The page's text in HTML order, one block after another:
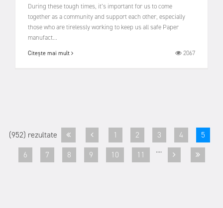
During these tough times, it’s important for us to come
together as a community and support each other, especially
those who are tirelessly working to keep us all safe Paper
manufact...
Citește mai mult 2067
(952) rezultate 1 2 3 4
5
6
7 8 9 10 11 ....